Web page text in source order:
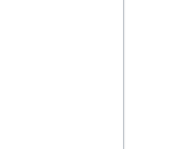
Informationen zum